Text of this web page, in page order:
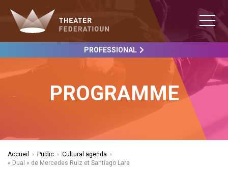
PROFESSIONAL
PROGRAMME
Accueil › Public › Cultural agenda ›
« Dual » de Mercedes Ruiz et Santiago Lara